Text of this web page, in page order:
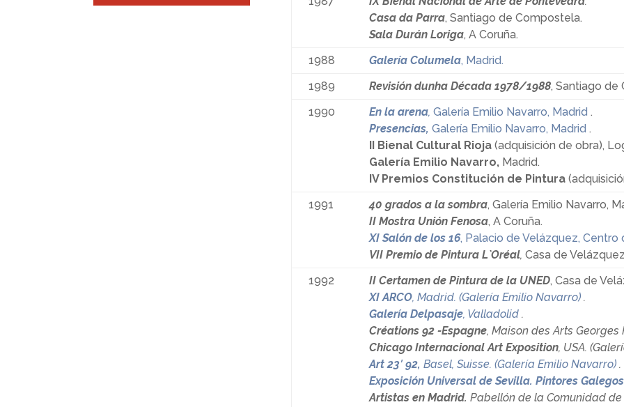
Casa da Parra, Santiago de Compostela.
Sala Durán Loriga, A Coruña.
1988
Galería Columela, Madrid.
1989
Revisión dunha Década 1978/1988, Santiago de
1990
En la arena, Galería Emilio Navarro, Madrid .
Presencias, Galería Emilio Navarro, Madrid .
II Bienal Cultural Rioja(adquisición de obra),
Galería Emilio Navarro, Madrid.
IV Premios Constitución de Pintura
1991
40 grados a la sombra, Galería Emilio Navarro,
II Mostra Unión Fenosa, A Coruña.
XI Salón de los 16, Palacio de Velázquez,
VII Premio de Pintura L`Oréal, Casa de
1992
II Certamen de Pintura de la UNED, Casa de
XI ARCO, Madrid. (Galería Emilio Navarro) .
Galería Delpasaje, Valladolid .
Créations 92 -Espagne, Maison des Arts
Chicago Internacional Art Exposition, USA.
Art 23′ 92, Basel, Suisse. (Galería Emilio Navarro) .
Exposición Universal de Sevilla. Pintores Galegos
Artistas en Madrid. Pabellón de la Comunidad